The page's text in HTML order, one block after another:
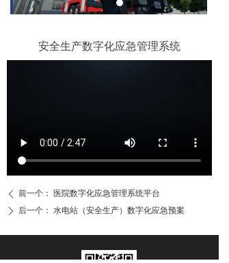
安全生产数字化应急管理系统
ꄴ 前一个： 医院数字化应急管理系统平台
ꄲ 后一个： 水电站（安全生产）数字化应急预案